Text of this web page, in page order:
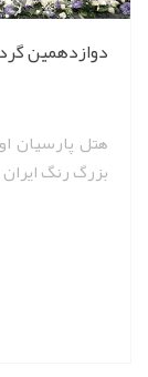
دوازدهمین
بزرگ رنگ